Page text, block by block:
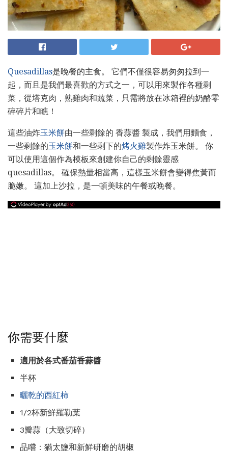
Quesadillas是晚餐的主食。 它們不僅很容易匆匆拉到一
起，而且是我們最喜歡的方式之一，可以用來製作各種剩
菜，從塔克肉，熟雞肉和蔬菜，只需將放在冰箱裡的奶酪零
碎碎片和瞧！
這些油炸玉米餅由一些剩餘的 香蒜醬 製成，我們用麵食，
一些剩餘的玉米餅和一些剩下的烤火雞製作炸玉米餅。 你
可以使用這個作為模板來創建你自己的剩餘靈感
quesadillas。 確保熱量相當高，這樣玉米餅會變得焦黃而
脆嫩。 這加上沙拉，是一頓美味的午餐或晚餐。
你需要什麼
適用於各式番茄香蒜醬
半杯
曬乾的西紅柿
1/2杯新鮮羅勒葉
3瓣蒜（大致切碎）
品嚐：猶太鹽和新鮮研磨的胡椒